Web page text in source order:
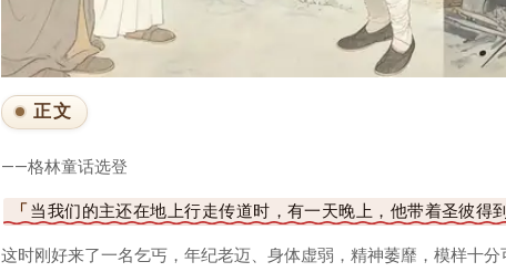
正文
——格林童话选登
当我们的主还在地上行走传道时，有一天晚上，他带着圣彼得
这时刚好来了一名乞丐，年纪老迈、身体虚弱，精神萎靡，模样十分